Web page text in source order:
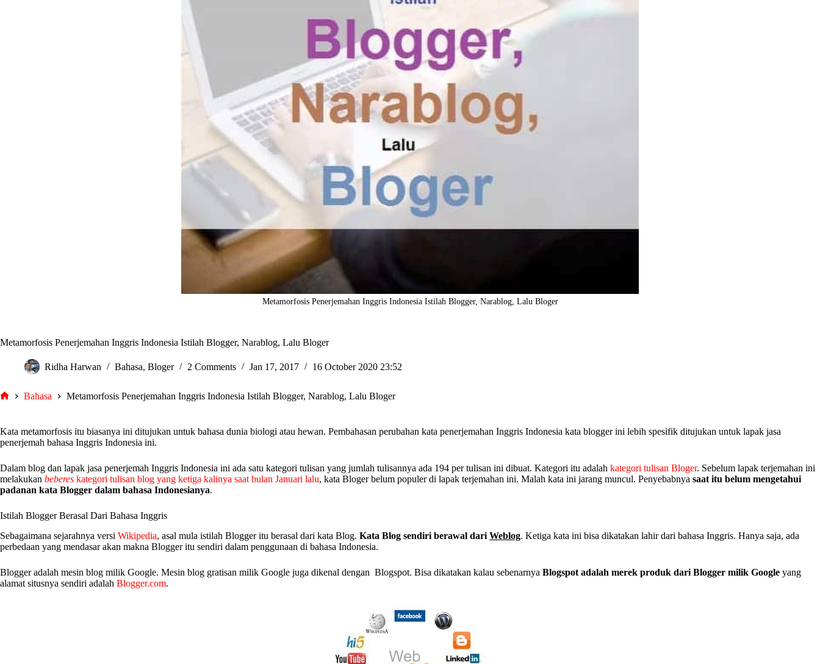
Metamorfosis Penerjemahan Inggris Indonesia Istilah Blogger, Narablog, Lalu Bloger
Metamorfosis Penerjemahan Inggris Indonesia Istilah Blogger, Narablog, Lalu Bloger
Ridha Harwan Bahasa, Bloger 2 Comments Jan 17, 2017 16 October 2020 23:52
Bahasa Metamorfosis Penerjemahan Inggris Indonesia Istilah Blogger, Narablog, Lalu Bloger
Kata metamorfosis itu biasanya ini ditujukan untuk bahasa dunia biologi atau hewan. Pembahasan perubahan kata penerjemahan Inggris Indonesia kata blogger ini lebih spesifik ditujukan untuk lapak jasa
penerjemah bahasa Inggris Indonesia ini.
Dalam blog dan lapak jasa penerjemah Inggris Indonesia ini ada satu kategori tulisan yang jumlah tulisannya ada 194 per tulisan ini dibuat. Kategori itu adalah kategori tulisan Bloger. Sebelum lapak terjemahan ini
melakukan beberes kategori tulisan blog yang ketiga kalinya saat bulan Januari lalu, kata Bloger belum populer di lapak terjemahan ini. Malah kata ini jarang muncul. Penyebabnya saat itu belum mengetahui
padanan kata Blogger dalam bahasa Indonesianya.
Istilah Blogger Berasal Dari Bahasa Inggris
Sebagaimana sejarahnya versi Wikipedia, asal mula istilah Blogger itu berasal dari kata Blog. Kata Blog sendiri berawal dari Weblog. Ketiga kata ini bisa dikatakan lahir dari bahasa Inggris. Hanya saja, ada
perbedaan yang mendasar akan makna Blogger itu sendiri dalam penggunaan di bahasa Indonesia.
Blogger adalah mesin blog milik Google. Mesin blog gratisan milik Google juga dikenal dengan Blogspot. Bisa dikatakan kalau sebenarnya Blogspot adalah merek produk dari Blogger milik Google yang
alamat situsnya sendiri adalah Blogger.com.